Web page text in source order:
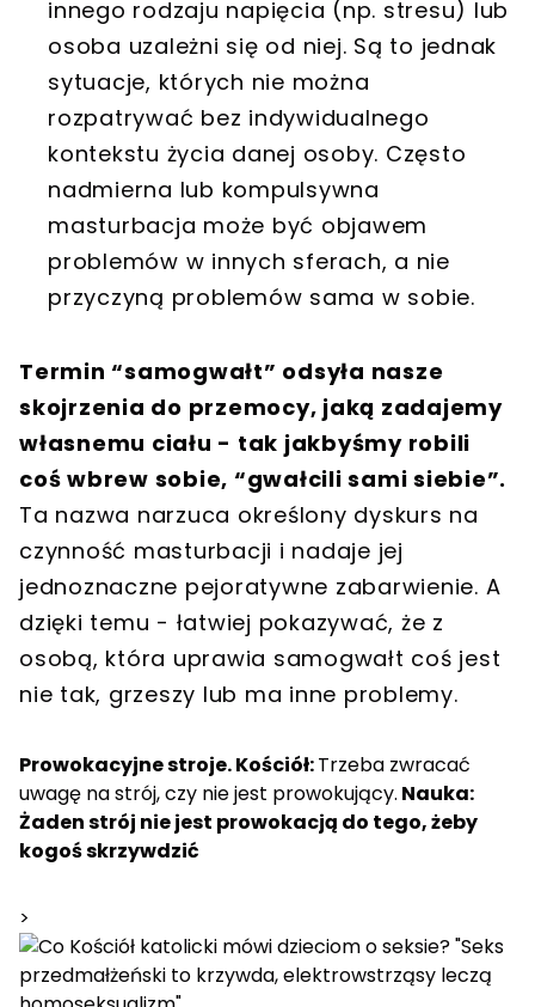
innego rodzaju napięcia (np. stresu) lub
osoba uzależni się od niej. Są to jednak
sytuacje, których nie można
rozpatrywać bez indywidualnego
kontekstu życia danej osoby. Często
nadmierna lub kompulsywna
masturbacja może być objawem
problemów w innych sferach, a nie
przyczyną problemów sama w sobie.
Termin “samogwałt” odsyła nasze
skojrzenia do przemocy, jaką zadajemy
własnemu ciału - tak jakbyśmy robili
coś wbrew sobie, “gwałcili sami siebie”.
Ta nazwa narzuca określony dyskurs na
czynność masturbacji i nadaje jej
jednoznaczne pejoratywne zabarwienie. A
dzięki temu - łatwiej pokazywać, że z
osobą, która uprawia samogwałt coś jest
nie tak, grzeszy lub ma inne problemy.
Prowokacyjne stroje. Kościół:Trzeba zwracać
uwagę na strój, czy nie jest prowokujący. Nauka:
Żaden strój nie jest prowokacją do tego, żeby
kogoś skrzywdzić
>